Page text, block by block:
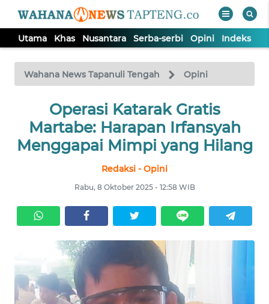
Utama Khas Nusantara Serba-serbi Opini Indeks
Wahana News Tapanuli Tengah Opini
Operasi Katarak Gratis
Martabe: Harapan Irfansyah
Menggapai Mimpi yang Hilang
Redaksi - Opini
Rabu, 8 Oktober 2025 - 12:58 WIB
TV
Tutup
KHAS
SERBA-
SERBI
Informasi